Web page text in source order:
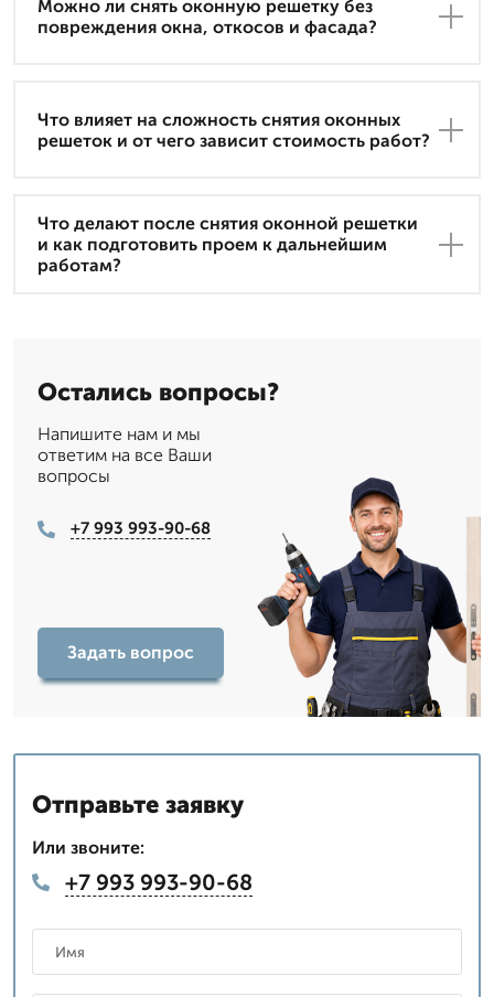
Можно ли снять оконную решетку без
повреждения окна, откосов и фасада?
Что влияет на сложность снятия оконных
решеток и от чего зависит стоимость работ?
Что делают после снятия оконной решетки
и как подготовить проем к дальнейшим
работам?
Остались вопросы?
Напишите нам и мы
ответим на все Ваши
вопросы
+7 993 993-90-68
Задать вопрос
Отправьте заявку
Или звоните:
+7 993 993-90-68